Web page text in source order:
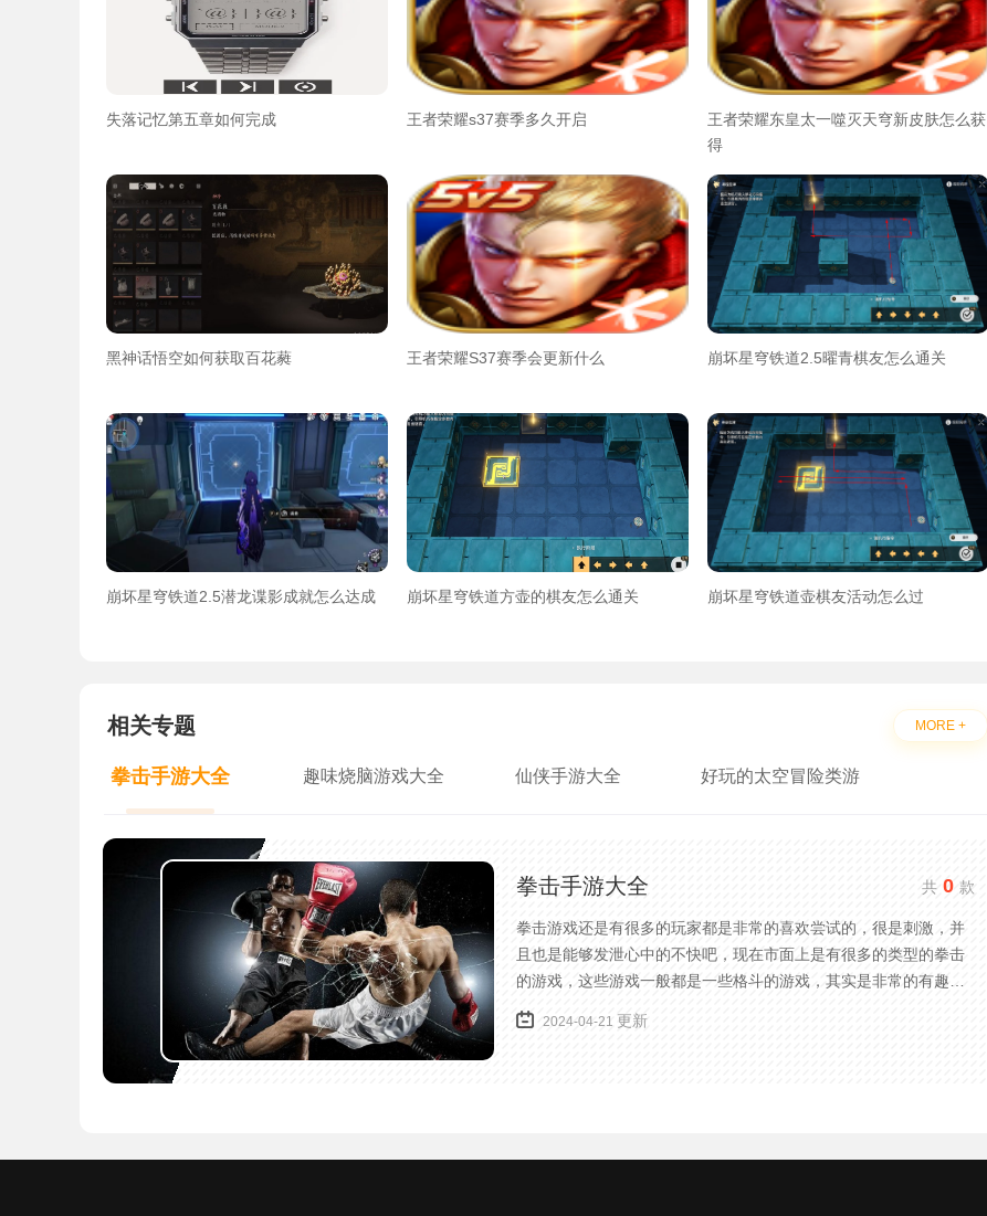
失落记忆第五章如何完成 王者荣耀s37赛季多久开启
王者荣耀东皇太一噬灭天穹新皮肤怎么获
得
黑神话悟空如何获取百花蕤 王者荣耀S37赛季会更新什么 崩坏星穹铁道2.5曜青棋友怎么通关
崩坏星穹铁道2.5潜龙谍影成就怎么达成 崩坏星穹铁道方壶的棋友怎么通关 崩坏星穹铁道壶棋友活动怎么过
相关专题 MORE +
拳击手游大全 趣味烧脑游戏大全 仙侠手游大全 好玩的太空冒险类游
拳击手游大全 共0 款
拳击游戏还是有很多的玩家都是非常的喜欢尝试的，很是刺激，并
且也是能够发泄心中的不快吧，现在市面上是有很多的类型的拳击
的游戏，这些游戏一般都是一些格斗的游戏，其实是非常的有趣，
也是相当的刺激的，游戏中是有一些不同的场景都是能够去进行体
验的，我们也是能够去刺激的进行对战的，小编现在就是收集了一
2024-04-21 更新